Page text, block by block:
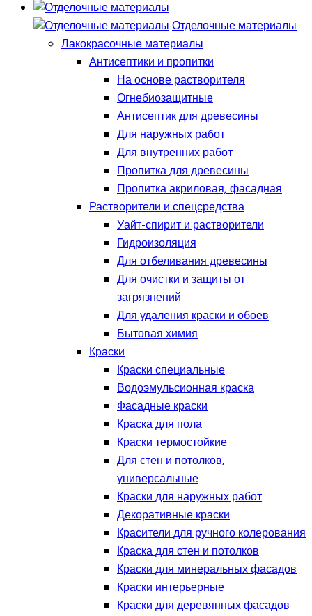
Отделочные материалы
Лакокрасочные материалы
Антисептики и пропитки
На основе растворителя
Огнебиозащитные
Антисептик для древесины
Для наружных работ
Для внутренних работ
Пропитка для древесины
Пропитка акриловая, фасадная
Растворители и спецсредства
Уайт-спирит и растворители
Гидроизоляция
Для отбеливания древесины
Для очистки и защиты от
загрязнений
Для удаления краски и обоев
Бытовая химия
Краски
Краски специальные
Водоэмульсионная краска
Фасадные краски
Краска для пола
Краски термостойкие
Для стен и потолков,
универсальные
Краски для наружных работ
Декоративные краски
Красители для ручного колерования
Краска для стен и потолков
Краски для минеральных фасадов
Краски интерьерные
Краски для деревянных фасадов